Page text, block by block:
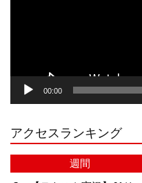
r
a
00:00
アクセスランキング
週間